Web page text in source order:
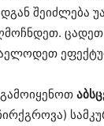
შეიძლება